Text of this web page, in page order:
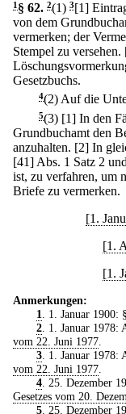
1 § 62. 2(1) 3[1]
von dem
vermerken; der
Stempel zu versehen.
Gesetzbuchs.
4(2) Auf die
5(3) [1] In den
Grundbuchamt den
anzuhalten. [2] In
[41] Abs. 1 Satz 2
ist, zu verfahren, um
Briefe zu vermerken.
[1.
[1.
[1.
Anmerkungen:
1
. 1. Januar 1900:
2. 1. Januar 1978:
vom 22. Juni 1977
3. 1. Januar 1978:
vom 22. Juni 1977
4. 25. Dezember
Gesetzes vom 20.
5. 25. Dezember